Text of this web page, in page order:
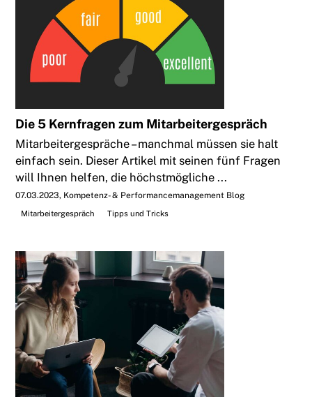
Die 5 Kernfragen zum Mitarbeitergespräch
Mitarbeitergespräche – manchmal müssen sie halt
einfach sein. Dieser Artikel mit seinen fünf Fragen
will Ihnen helfen, die höchstmögliche ...
07.03.2023 Kompetenz- & Performancemanagement Blog
Mitarbeitergespräch
Tipps und Tricks